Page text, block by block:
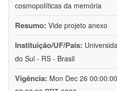
cosmopolíticas da memória
Resumo: Vide projeto anexo
Instituição/UF/País:
do Sul - RS - Brasil
Vigência: Mon Dec 26